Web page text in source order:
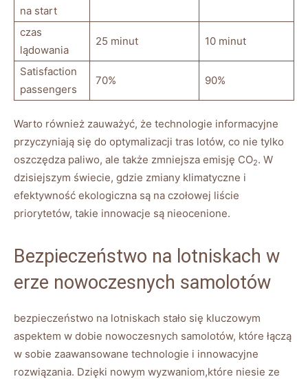
na start
czas
lądowania
25 minut 10 minut
Satisfaction
passengers
70% 90%
Warto również zauważyć, że technologie informacyjne
przyczyniają się do optymalizacji tras lotów, co nie tylko
oszczędza paliwo, ale także zmniejsza emisję CO2. W
dzisiejszym świecie, gdzie zmiany klimatyczne i
efektywność ekologiczna są na czołowej liście
priorytetów, takie innowacje są nieocenione.
Bezpieczeństwo na lotniskach w
erze nowoczesnych samolotów
bezpieczeństwo na lotniskach stało się kluczowym
aspektem w dobie nowoczesnych samolotów, które łączą
w sobie zaawansowane technologie i innowacyjne
rozwiązania. Dzięki nowym wyzwaniom,które niesie ze